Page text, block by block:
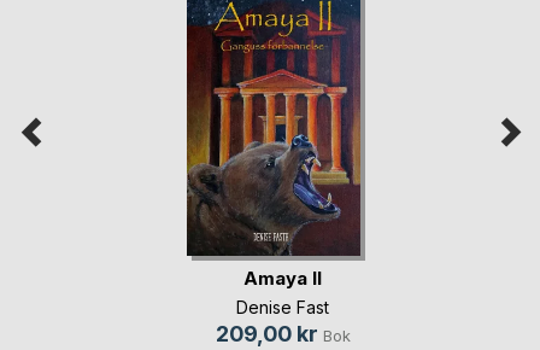
Amaya II
Denise Fast
209,00 kr Bok